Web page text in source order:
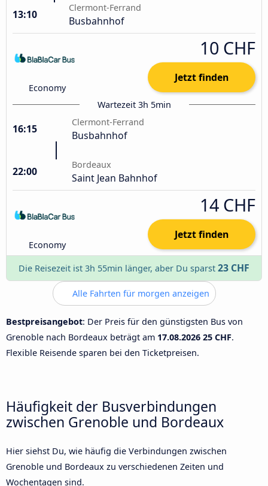
13:10
Clermont-Ferrand
Busbahnhof
Economy
10 CHF
Jetzt finden
Wartezeit 3h 5min
16:15
Clermont-Ferrand
Busbahnhof
22:00
Bordeaux
Saint Jean Bahnhof
Economy
14 CHF
Jetzt finden
Die Reisezeit ist 3h 55min länger, aber Du sparst 23 CHF
Alle Fahrten für morgen anzeigen
Bestpreisangebot: Der Preis für den günstigsten Bus von
Grenoble nach Bordeaux beträgt am 17.08.2026 25 CHF.
Flexible Reisende sparen bei den Ticketpreisen.
Häufigkeit der Busverbindungen
zwischen Grenoble und Bordeaux
Hier siehst Du, wie häufig die Verbindungen zwischen
Grenoble und Bordeaux zu verschiedenen Zeiten und
Wochentagen sind.